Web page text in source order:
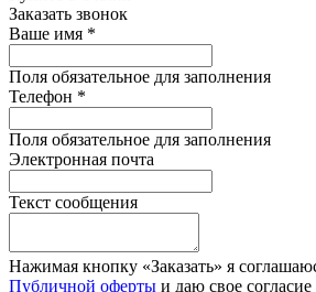
Заказать звонок
Ваше имя *
Поля обязательное для заполнения
Телефон *
Поля обязательное для заполнения
Электронная почта
Текст сообщения
Нажимая кнопку «Заказать» я
Публичной оферты и даю свое